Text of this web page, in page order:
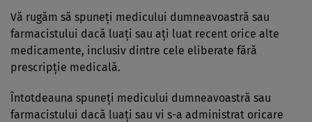
Vă rugăm să spuneţi medicului dumneavoastră sau
farmacistului dacă luaţi sau aţi luat recent orice alte
medicamente, inclusiv dintre cele eliberate fără
prescripţie medicală.
Întotdeauna spuneţi medicului dumneavoastră sau
farmacistului dacă luaţi sau vi s-a administrat oricare